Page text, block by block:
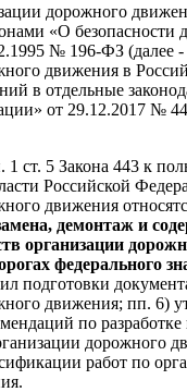
дорожного
«О безопасности
№ 196-ФЗ (далее
движения в
в отдельные
от 29.12.2017 №
1 ст. 5 Закона 443 к
Российской
движения
демонтаж и
организации
федерального
подготовки
движения; пп. 6)
по разработке
дорожного
работ по